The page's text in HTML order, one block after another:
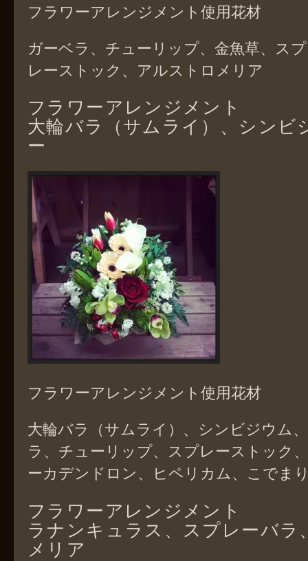
フラワーアレンジメント使用花材
ガーベラ、チューリップ、金魚草、ス
レーストック、アルストロメリア
フラワーアレンジメント
大輪バラ（サムライ）、シンビ
ー
フラワーアレンジメント使用花材
大輪バラ（サムライ）、シンビジウム
ラ、チューリップ、スプレーストック
ーカデンドロン、ヒペリカム、こでま
フラワーアレンジメント
ラナンキュラス、スプレーバラ
メリア